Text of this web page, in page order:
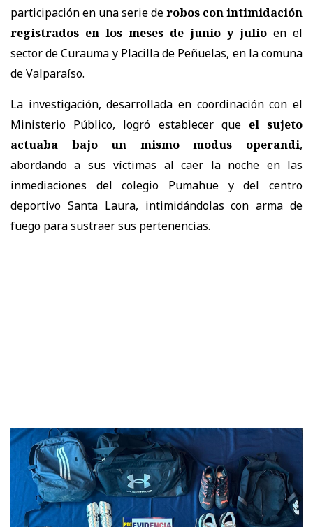
participación en una serie derobos con intimidación
registrados en los meses de junio y julio en el
sector de Curauma y Placilla de Peñuelas, en la comuna
de Valparaíso.
La investigación, desarrollada en coordinación con el
Ministerio Público, logró establecer queel sujeto
actuaba bajo un mismo modus operandi,
abordando a sus víctimas al caer la noche en las
inmediaciones del colegio Pumahue y del centro
deportivo Santa Laura, intimidándolas con arma de
fuego para sustraer sus pertenencias.